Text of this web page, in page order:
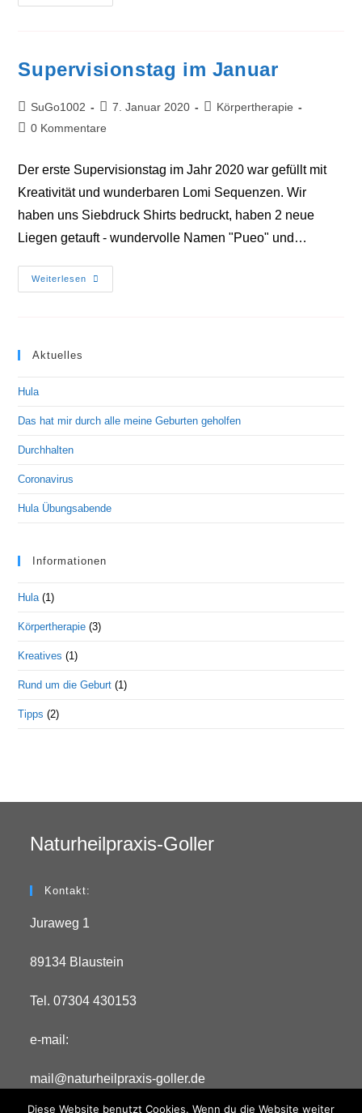
Supervisionstag im Januar
Beitrags-
Autor:
SuGo1002
Beitrag
7. Januar 2020
Beitrags-
Körpertherapie
Beitrags-
0 Kommentare
Der erste Supervisionstag im Jahr 2020 war gefüllt mit
Kreativität und wunderbaren Lomi Sequenzen. Wir
haben uns Siebdruck Shirts bedruckt, haben 2 neue
Liegen getauft - wundervolle Namen "Pueo" und…
Weiterlesen
Supervisionstag
Im
Aktuelles
Hula
Das hat mir durch alle meine Geburten geholfen
Durchhalten
Coronavirus
Hula Übungsabende
Informationen
Hula (1)
Körpertherapie (3)
Kreatives (1)
Rund um die Geburt (1)
Tipps (2)
Naturheilpraxis-Goller
Kontakt:
Juraweg 1
89134 Blaustein
Tel. 07304 430153
e-mail:
mail@naturheilpraxis-goller.de
Diese Website benutzt Cookies. Wenn du die Website weiter